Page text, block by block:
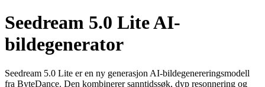
Seedream 5.0 Lite AI-
bildegenerator
Seedream 5.0 Lite er en ny generasjon AI-bildegenereringsmodell
fra ByteDance. Den kombinerer sanntidssøk, dyp resonnering og